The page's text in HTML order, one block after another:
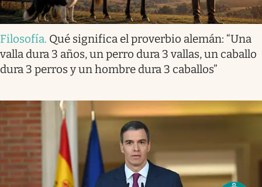
Filosofía. Qué significa el proverbio alemán: “Una
valla dura 3 años, un perro dura 3 vallas, un caballo
dura 3 perros y un hombre dura 3 caballos”